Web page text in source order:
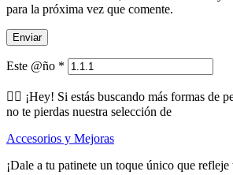
para la próxima vez que comente.
Este @ño *
🕵️‍♂️ ¡Hey! Si estás buscando más formas de
no te pierdas nuestra selección de
Accesorios y Mejoras
¡Dale a tu patinete un toque único que